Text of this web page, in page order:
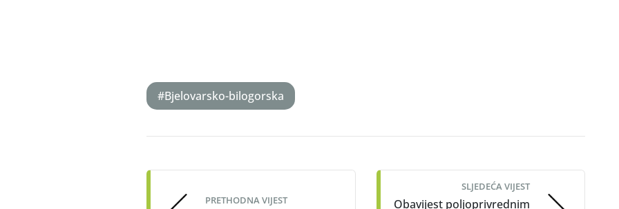
#Bjelovarsko-bilogorska
navigation
PRETHODNA VIJEST
SLJEDEĆA VIJEST
Obavijest poljoprivrednim